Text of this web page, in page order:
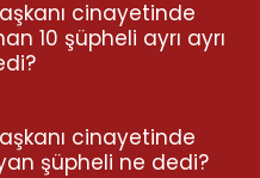
cinayetinde
10 şüpheli ayrı ayrı
cinayetinde
şüpheli ne dedi?